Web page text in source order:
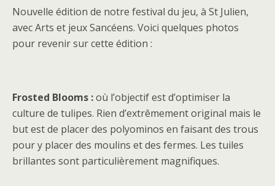
Nouvelle édition de notre festival du jeu, à St Julien,
avec Arts et jeux Sancéens. Voici quelques photos
pour revenir sur cette édition :
Frosted Blooms :où l’objectif est d’optimiser la
culture de tulipes. Rien d’extrêmement original mais le
but est de placer des polyominos en faisant des trous
pour y placer des moulins et des fermes. Les tuiles
brillantes sont particulièrement magnifiques.